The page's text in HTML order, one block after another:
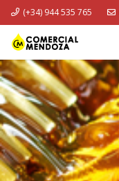
(+34) 944 535 765